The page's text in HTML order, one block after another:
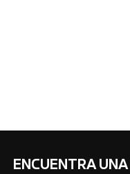
ENCUENTRA UNA